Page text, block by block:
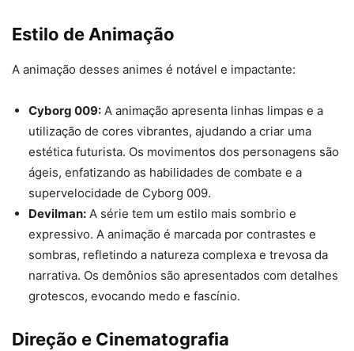
Estilo de Animação
A animação desses animes é notável e impactante:
Cyborg 009: A animação apresenta linhas limpas e a
utilização de cores vibrantes, ajudando a criar uma
estética futurista. Os movimentos dos personagens são
ágeis, enfatizando as habilidades de combate e a
supervelocidade de Cyborg 009.
Devilman: A série tem um estilo mais sombrio e
expressivo. A animação é marcada por contrastes e
sombras, refletindo a natureza complexa e trevosa da
narrativa. Os demônios são apresentados com detalhes
grotescos, evocando medo e fascínio.
Direção e Cinematografia